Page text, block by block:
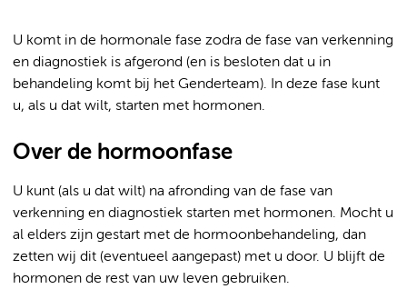
U komt in de hormonale fase zodra de fase van verkenning
en diagnostiek is afgerond (en is besloten dat u in
behandeling komt bij het Genderteam). In deze fase kunt
u, als u dat wilt, starten met hormonen.
Over de hormoonfase
U kunt (als u dat wilt) na afronding van de fase van
verkenning en diagnostiek starten met hormonen. Mocht u
al elders zijn gestart met de hormoonbehandeling, dan
zetten wij dit (eventueel aangepast) met u door. U blijft de
hormonen de rest van uw leven gebruiken.